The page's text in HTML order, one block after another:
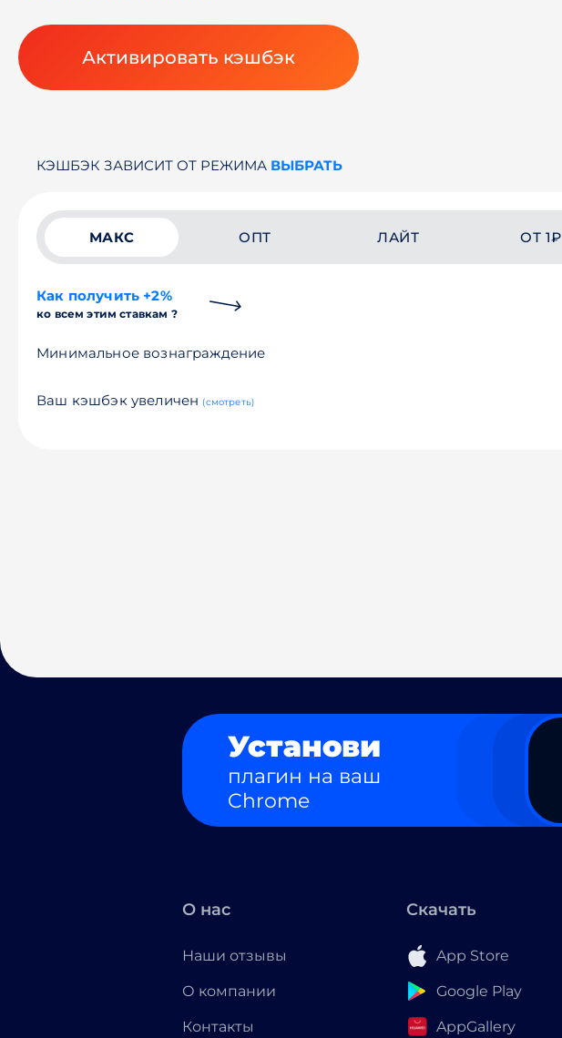
Активировать кэшбэк
КЭШБЭК ЗАВИСИТ ОТ РЕЖИМА ВЫБРАТЬ
МАКС ОПТ ЛАЙТ ОТ 1₽
Как получить +2%
ко всем этим ставкам ?
Минимальное вознаграждение
Ваш кэшбэк увеличен (смотреть)
Установи
плагин на ваш
Chrome
О нас
Наши отзывы
О компании
Контакты
Скачать
App Store
Google Play
AppGallery